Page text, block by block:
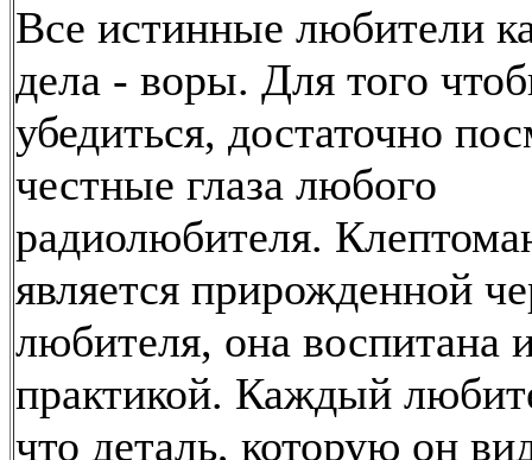
Все истинные любители
дела - воры. Для того
убедиться, достаточно
честные глаза любого
радиолюбителя.
является прирожденной
любителя, она воспитана
практикой. Каждый
что деталь, которую он